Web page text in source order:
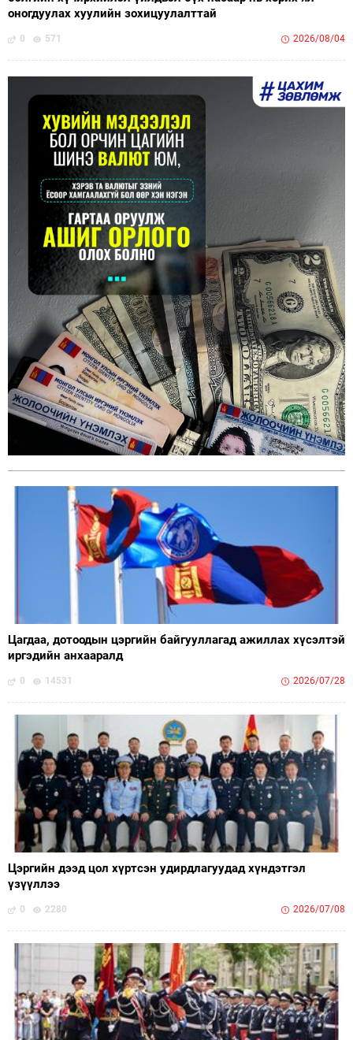
оногдуулах хуулийн зохицуулалттай
0 571 2026/08/04
Цагдаа, дотоодын цэргийн байгууллагад ажиллах хүсэлтэй
иргэдийн анхааралд
0 14531 2026/07/28
Цэргийн дээд цол хүртсэн удирдлагуудад хүндэтгэл
үзүүллээ
0 2280 2026/07/08